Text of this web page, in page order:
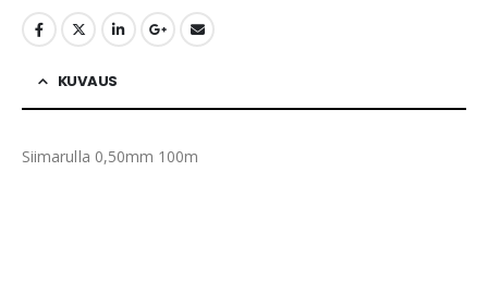
KUVAUS
Siimarulla 0,50mm 100m